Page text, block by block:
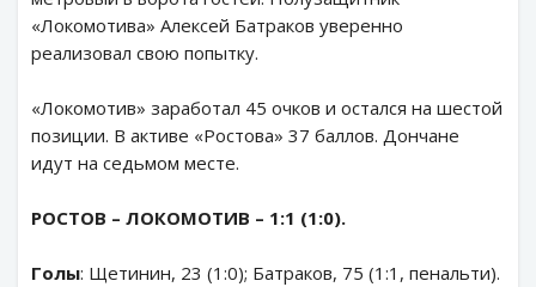
«Локомотива» Алексей Батраков уверенно
реализовал свою попытку.
«Локомотив» заработал 45 очков и остался на шестой
позиции. В активе «Ростова» 37 баллов. Дончане
идут на седьмом месте.
РОСТОВ – ЛОКОМОТИВ – 1:1 (1:0).
Голы: Щетинин, 23 (1:0); Батраков, 75 (1:1, пенальти).